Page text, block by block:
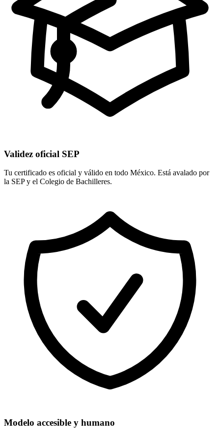
Validez oficial SEP
Tu certificado es oficial y válido en todo México. Está avalado por
la SEP y el Colegio de Bachilleres.
Modelo accesible y humano